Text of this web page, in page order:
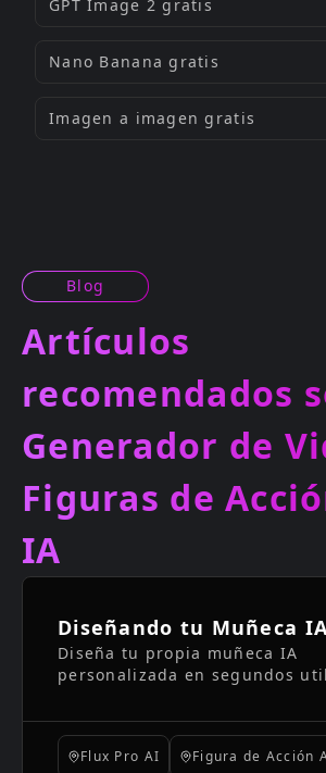
GPT Image 2 gratis
Nano Banana gratis
Imagen a imagen gratis
Blog
Artículos
recomendados
Generador de
Figuras de
IA
Diseñando tu Muñeca
Ensueño: Cómo Usar un
Generador de Muñecas
FluxPro
Diseña tu propia muñeca IA
personalizada en segundos
FluxPro. Desde avatares hasta
la creatividad se hace sin
divertida.
Flux Pro AI Figura de Acción